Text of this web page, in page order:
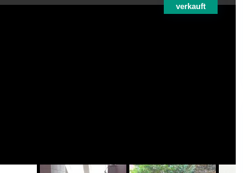
verkauft